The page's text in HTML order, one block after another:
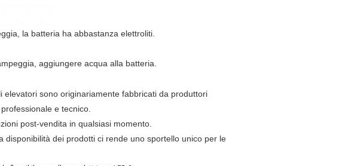
la batteria ha abbastanza elettroliti.
aggiungere acqua alla batteria.
sono originariamente fabbricati da produttori
e tecnico.
post-vendita in qualsiasi momento.
dei prodotti ci rende uno sportello unico per le